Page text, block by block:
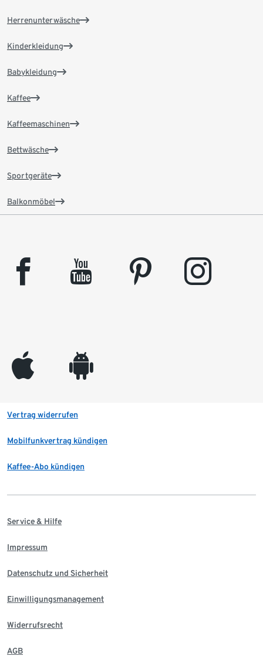
Herrenunterwäsche
Kinderkleidung
Babykleidung
Kaffee
Kaffeemaschinen
Bettwäsche
Sportgeräte
Balkonmöbel
facebook youtube pinterest instagram
appleinc android
Vertrag widerrufen
Mobilfunkvertrag kündigen
Kaffee-Abo kündigen
Service & Hilfe
Impressum
Datenschutz und Sicherheit
Einwilligungsmanagement
Widerrufsrecht
AGB